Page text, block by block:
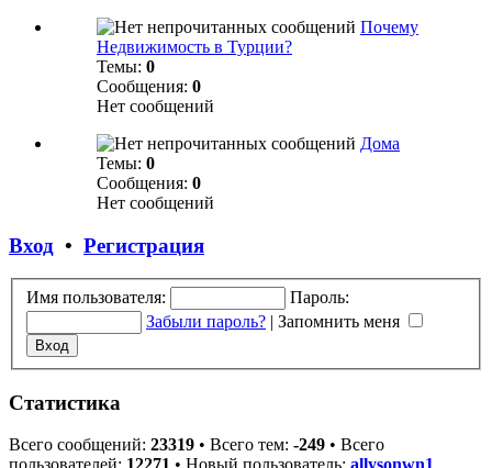
Почему
Недвижимость в Турции?
Темы: 0
Сообщения: 0
Нет сообщений
Дома
Темы: 0
Сообщения: 0
Нет сообщений
Вход • Регистрация
Имя пользователя:
Пароль:
Забыли пароль? | Запомнить меня
Статистика
Всего сообщений: 23319 • Всего тем: -249 • Всего